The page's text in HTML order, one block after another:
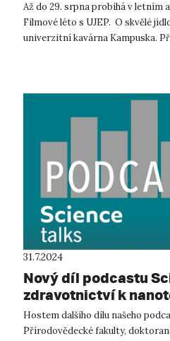
Až do 29. srpna probíhá v letním
Filmové léto s UJEP. O skvělé
univerzitní kavárna Kampuska.
31.7.2024
Nový díl podcastu
zdravotnictví k
Hostem dalšího dílu našeho
Přírodovědecké fakulty,